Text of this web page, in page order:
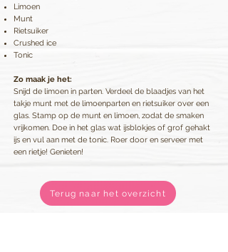
Limoen
Munt
Rietsuiker
Crushed ice
Tonic
Zo maak je het:
Snijd de limoen in parten. Verdeel de blaadjes van het
takje munt met de limoenparten en rietsuiker over een
glas. Stamp op de munt en limoen, zodat de smaken
vrijkomen. Doe in het glas wat ijsblokjes of grof gehakt
ijs en vul aan met de tonic. Roer door en serveer met
een rietje! Genieten!
Terug naar het overzicht